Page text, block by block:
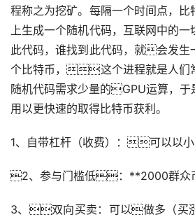
程称之为挖矿。每隔一个时间点，比
上生成一个随机代码，互联网中的
此代码，谁找到此代码，就会发生
个比特币，这个进程就是人们
随机代码需求少量的GPU运算，于
用以更快速的取得比特币获利。
1、自带杠杆 （收费）：可以以小
2、参与门槛低：**2000群众币
3、双向买卖：可以做多（买涨